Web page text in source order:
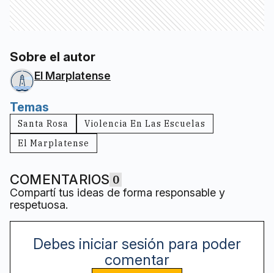
Sobre el autor
El Marplatense
Temas
Santa Rosa
Violencia En Las Escuelas
El Marplatense
COMENTARIOS 0
Compartí tus ideas de forma responsable y
respetuosa.
Debes iniciar sesión para poder
comentar